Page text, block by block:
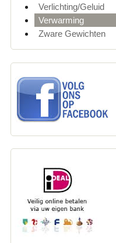
Verlichting/Geluid
Verwarming
Zware Gewichten